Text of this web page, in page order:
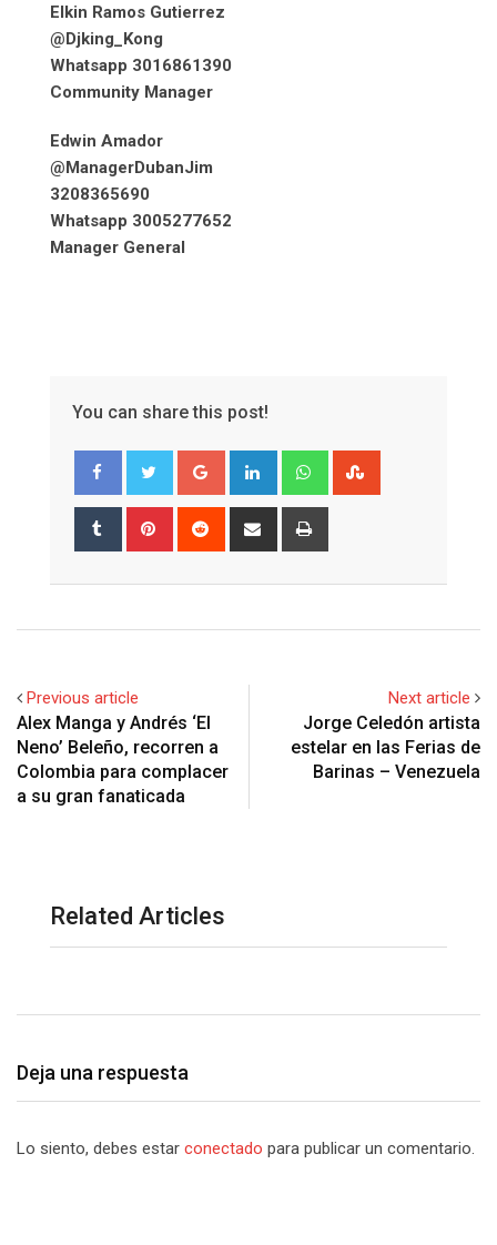
Elkin Ramos Gutierrez
@Djking_Kong
Whatsapp 3016861390
Community Manager
Edwin Amador
@ManagerDubanJim
3208365690
Whatsapp 3005277652
Manager General
You can share this post!
Google+ LinkedIn Whatsapp
Tumblr Pinterest Reddit
Share
Previous article
Alex Manga y Andrés ‘El
Neno’ Beleño, recorren a
Colombia para complacer
a su gran fanaticada
Next article
Jorge Celedón artista
estelar en las Ferias de
Barinas – Venezuela
Related Articles
Deja una respuesta
Lo siento, debes estar conectado para publicar un comentario.